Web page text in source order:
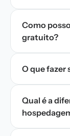
Como
gratuito?
O que fazer
Qual é a